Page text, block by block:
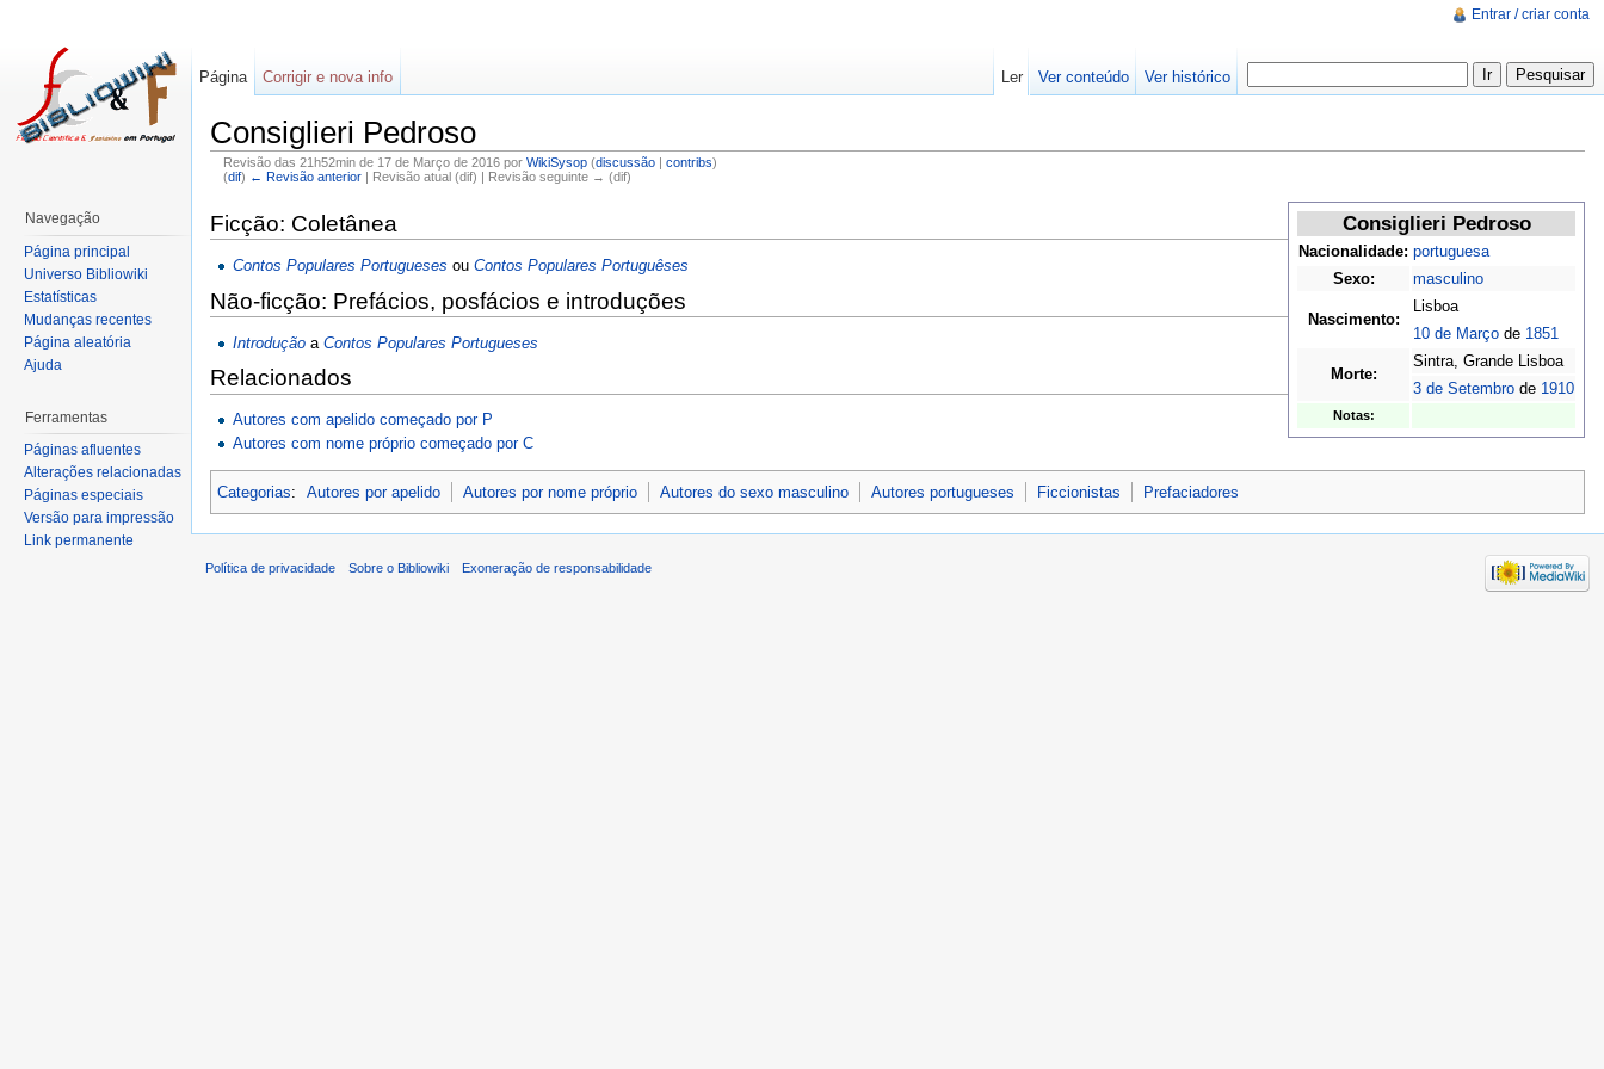
Consiglieri Pedroso
Revisão das 21h52min de 17 de Março de 2016 por WikiSysop (discussão| contribs)
(dif) ← Revisão anterior| Revisão atual (dif) | Revisão seguinte → (dif)
Consiglieri Pedroso
Nacionalidade: portuguesa
Sexo:
masculino
Nascimento:
Lisboa
10 de Março de 1851
Morte:
Sintra, Grande Lisboa
3 de Setembro de 1910
Notas:
Ficção: Coletânea
Contos Populares Portugueses ouContos Populares Portuguêses
Não-ficção: Prefácios, posfácios e introduções
Introdução aContos Populares Portugueses
Relacionados
Autores com apelido começado por P
Autores com nome próprio começado por C
Categorias: Autores por apelido Autores por nome próprio Autores do sexo masculino Autores portugueses Ficcionistas Prefaciadores
Entrar / criar conta
Página Corrigir e nova info Ler Ver conteúdo Ver histórico
Navegação
Página principal
Universo Bibliowiki
Estatísticas
Mudanças recentes
Página aleatória
Ajuda
Ferramentas
Páginas afluentes
Alterações relacionadas
Páginas especiais
Versão para impressão
Link permanente
Política de privacidade Sobre o Bibliowiki Exoneração de responsabilidade